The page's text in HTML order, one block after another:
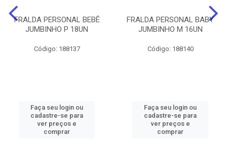
FRALDA PERSONAL BEBÊ
JUMBINHO P 18UN
Código: 188137
Faça seu login ou
cadastre-se para
ver preços e
comprar
FRALDA PERSONAL BABY
JUMBINHO M 16UN
Código: 188140
Faça seu login ou
cadastre-se para
ver preços e
comprar